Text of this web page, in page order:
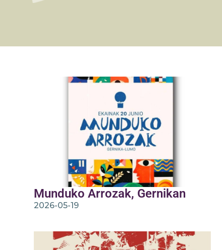
Munduko Arrozak, Gernikan
2026-05-19